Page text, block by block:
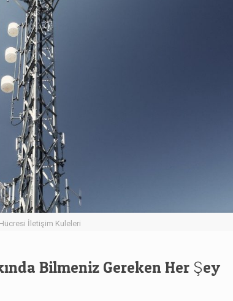
İletişim Kuleleri
Bilmeniz Gereken Her Şey